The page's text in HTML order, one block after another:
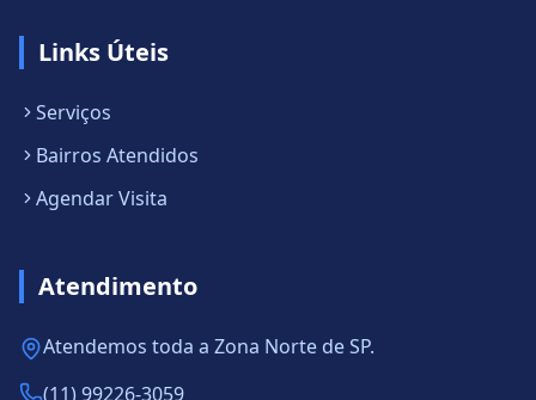
Links Úteis
Serviços
Bairros Atendidos
Agendar Visita
Atendimento
Atendemos toda a Zona Norte de SP.
(11) 99226-3059